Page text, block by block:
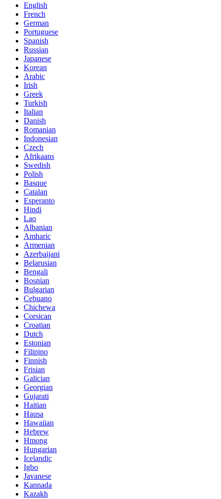
English
French
German
Portuguese
Spanish
Russian
Japanese
Korean
Arabic
Irish
Greek
Turkish
Italian
Danish
Romanian
Indonesian
Czech
Afrikaans
Swedish
Polish
Basque
Catalan
Esperanto
Hindi
Lao
Albanian
Amharic
Armenian
Azerbaijani
Belarusian
Bengali
Bosnian
Bulgarian
Cebuano
Chichewa
Corsican
Croatian
Dutch
Estonian
Filipino
Finnish
Frisian
Galician
Georgian
Gujarati
Haitian
Hausa
Hawaiian
Hebrew
Hmong
Hungarian
Icelandic
Igbo
Javanese
Kannada
Kazakh